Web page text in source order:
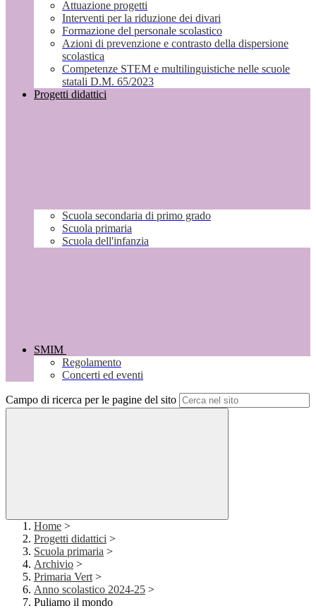
Attuazione progetti
Interventi per la riduzione dei divari
Formazione del personale scolastico
Azioni di prevenzione e contrasto della dispersione
scolastica
Competenze STEM e multilinguistiche nelle scuole
statali D.M. 65/2023
Progetti didattici
Scuola secondaria di primo grado
Scuola primaria
Scuola dell'infanzia
SMIM
Regolamento
Concerti ed eventi
Campo di ricerca per le pagine del sito
Home >
Progetti didattici >
Scuola primaria >
Archivio >
Primaria Vert >
Anno scolastico 2024-25 >
Puliamo il mondo